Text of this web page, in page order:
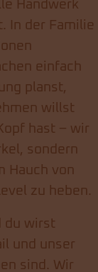
Handwerk
In der Familie
einfach
planst,
willst
hast – wir
sondern
Hauch von
zu heben.
du wirst
und unser
sind. Wir